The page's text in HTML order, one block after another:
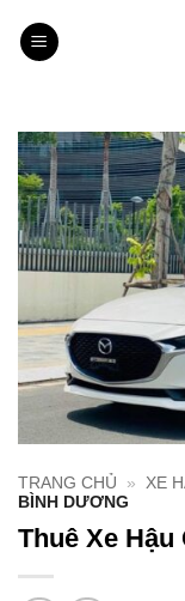
qua
TRANG CHỦ » XE
BÌNH DƯƠNG
Thuê Xe